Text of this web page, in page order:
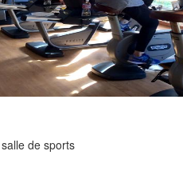
de sports